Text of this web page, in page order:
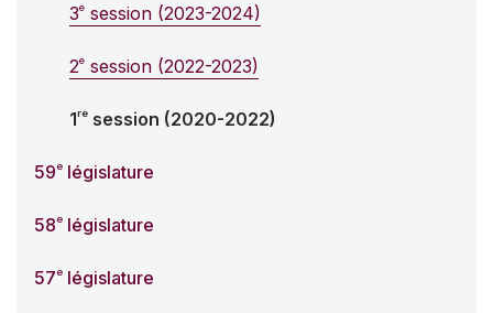
3e session (2023-2024)
2e session (2022-2023)
1re session (2020-2022)
59e législature
58e législature
57e législature